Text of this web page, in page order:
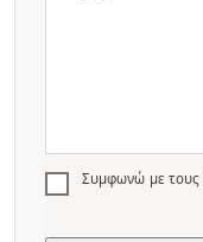
Συμφωνώ με τους